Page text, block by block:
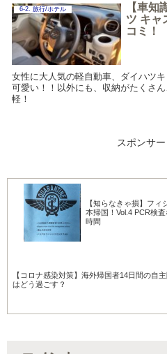
6-2. 旅行/ホテル
【車知
ツ キャ
コミ！
女性に大人気の軽自動車、ダイハツ
可愛い！！以外にも、収納がたくさ
軽！
スポンサ
【知らなきゃ損】フ
本帰国！Vol.4 PCR検
時間
【コロナ感染対策】海外帰国者14日間の自
はどう過ごす？